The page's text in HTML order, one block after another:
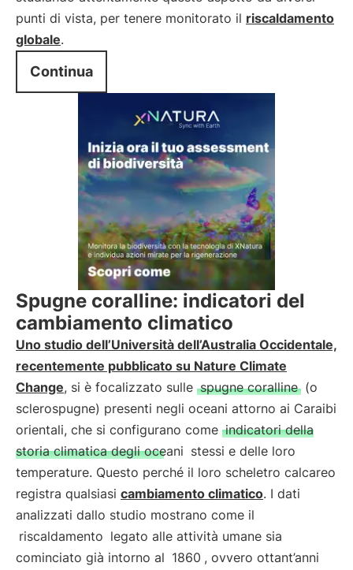
punti di vista, per tenere monitorato il riscaldamento
globale.
Continua
Spugne coralline: indicatori del
cambiamento climatico
Uno studio dell’Università dell’Australia Occidentale,
recentemente pubblicato su Nature Climate
Change, si è focalizzato sulle spugne coralline (o
sclerospugne) presenti negli oceani attorno ai Caraibi
orientali, che si configurano come indicatori della
storia climatica degli oceani stessi e delle loro
temperature. Questo perché il loro scheletro calcareo
registra qualsiasi cambiamento climatico. I dati
analizzati dallo studio mostrano come il
riscaldamento legato alle attività umane sia
cominciato già intorno al 1860 , ovvero ottant’anni